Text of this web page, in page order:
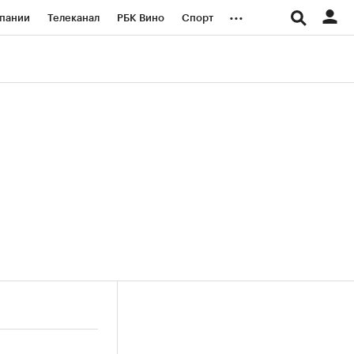
Телеканал РБК Вино Спорт ...